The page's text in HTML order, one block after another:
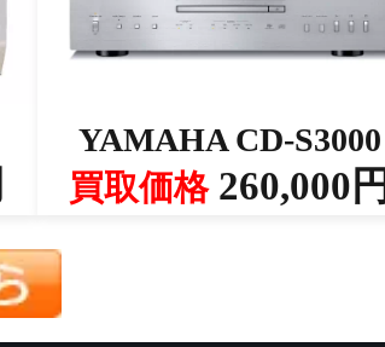
YAMAHA CD-S3000
買取価格260,000円